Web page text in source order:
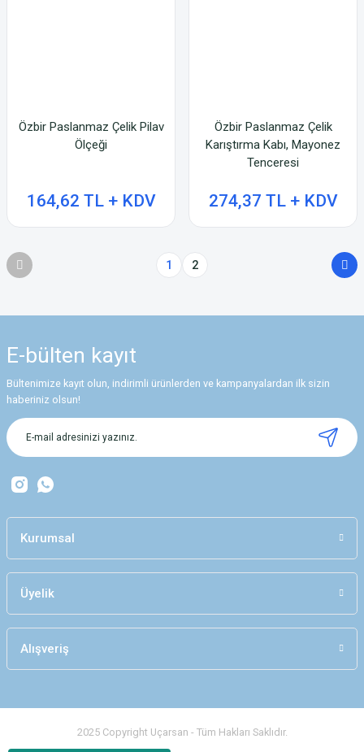
Özbir Paslanmaz Çelik Pilav
Ölçeği
164,62 TL + KDV
Özbir Paslanmaz Çelik
Karıştırma Kabı, Mayonez
Tenceresi
274,37 TL + KDV
1 2
E-bülten kayıt
Bültenimize kayıt olun, indirimli ürünlerden ve kampanyalardan ilk sizin
haberiniz olsun!
Kurumsal
Üyelik
Alışveriş
2025 Copyright Uçarsan - Tüm Hakları Saklıdır.